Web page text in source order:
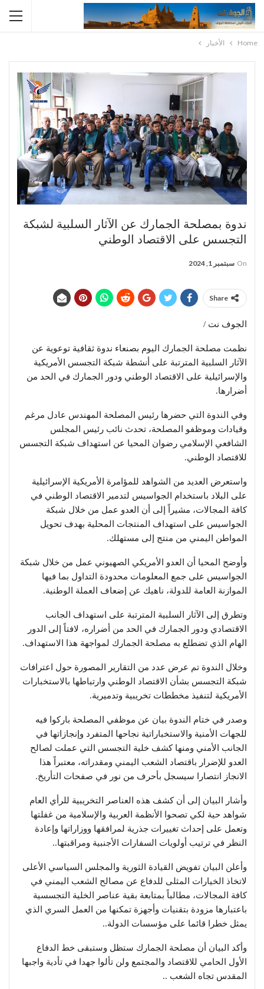
Home الأخبار
ندوة بمصلحة الجمارك عن الآثار السلبية لشبكة
التجسس على الاقتصاد الوطني
On سبتمبر 1, 2024
Share
الجوف نت /
نظمت مصلحة الجمارك اليوم بصنعاء ندوة ثقافية توعوية عن
الآثار السلبية المترتبة على أنشطة شبكة التجسس الأمريكية
والإسرائيلية على الاقتصاد الوطني ودور الجمارك في الحد من
أضرارها.
وفي الندوة التي حضرها رئيس المصلحة المهندس عادل مرغم
وقيادات وموظفو المصلحة، تحدث نائب رئيس المجلس
الشافعي الإسلامي رضوان المحيا عن استهداف شبكة التجسس
للاقتصاد الوطني.
واستعرض العديد من الشواهد للمؤامرة الأمريكية الإسرائيلية
على البلاد باستخدام الجواسيس لتدمير الاقتصاد الوطني في
كافة المجالات، مشيراً إلى أن العدو عمل من خلال شبكة
الجواسيس على استهداف المنتجات المحلية بهدف تحويل
المواطن اليمني من منتج إلى مستهلك.
وأوضح المحيا أن العدو الأمريكي الصهيوني عمل من خلال شبكة
الجواسيس على جمع المعلومات محدودة التداول بما فيها
الموازنة العامة للدولة، ناهيك عن إضعاف العملة الوطنية.
وتطرق إلى الآثار السلبية المترتبة على استهداف الجانب
الاقتصادي ودور الجمارك في الحد من أضراره، لافتاً إلى الدور
الهام الذي تضطلع به مصلحة الجمارك لمواجهة هذا الاستهداف.
وخلال الندوة تم عرض عدد من التقارير المصورة حول اعترافات
شبكة التجسس بشأن الاقتصاد الوطني وارتباطها بالاستخبارات
الأمريكية لتنفيذ مخططات تخريبية وتدميرية.
وصدر في ختام الندوة بيان عن موظفي المصلحة باركوا فيه
للجهات الأمنية والاستخباراتية نجاحها المتفرد وإنجازاتها في
الجانب الأمني ومنها كشف خلية التجسس التي عملت لصالح
العدو للإضرار باقتصاد الشعب اليمني ومقدراته، معتبراً هذا
الانجاز انتصارا سيسجل بأحرف من نور في صفحات التأريخ.
وأشار البيان إلى أن كشف هذه العناصر التخريبية للرأي العام
شواهد حية لكي تصحوا الأنظمة العربية والإسلامية من غفلتها
وتعمل على إحداث تغييرات جذرية لمرافقها ووزاراتها وإعادة
النظر في ترتيب أولويات السفارات الأجنبية ومراقبتها..
وأعلن البيان تفويض القيادة الثورية والمجلس السياسي الأعلى
لاتخاذ الخيارات المثلى للدفاع عن مصالح الشعب اليمني في
كافة المجالات، مطالباً بمتابعة بقية عناصر الخلية التجسسية
باعتبارها مزودة بتقنيات وأجهزة تمكنها من العمل السري الذي
يمثل خطرا قائما على مؤسسات الدولة..
وأكد البيان أن مصلحة الجمارك ستظل وستبقى خط الدفاع
الأول الحامي للاقتصاد والمجتمع ولن تألوا جهدا في تأدية واجبها
المقدس تجاه الشعب ..